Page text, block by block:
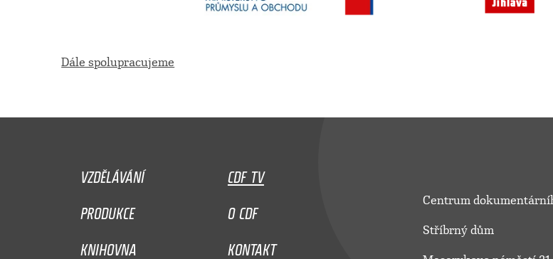
Dále spolupracujeme
VZDĚLÁVÁNÍ
CDF TV
PRODUKCE
O CDF
KNIHOVNA
KONTAKT
Centrum
Stříbrný dům